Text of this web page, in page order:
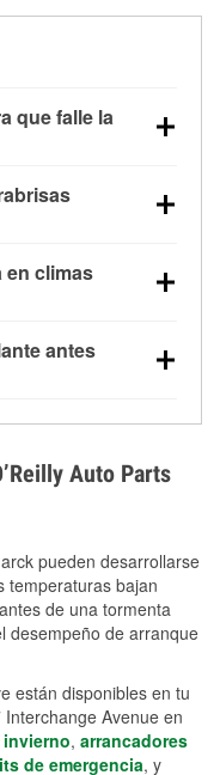
que falle la
hasta la mitad de
0 °F, lo que
sal y la nieve
la visibilidad.
en climas
que baja la
información sobre
antes
de frío
la protección
How-To.
Auto Parts
pueden desarrollarse
temperaturas bajan
de una tormenta
desempeño de arranque
están disponibles en tu
Interchange Avenue en
, arrancadores
de emergencia, y